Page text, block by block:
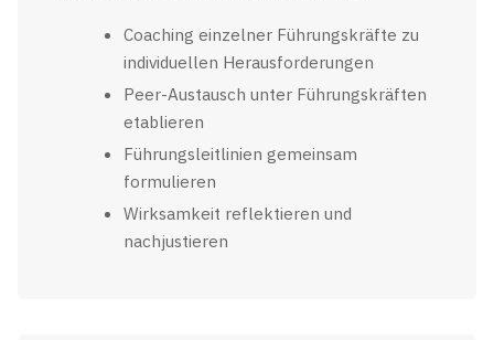
Coaching einzelner Führungskräfte zu
individuellen Herausforderungen
Peer-Austausch unter Führungskräften
etablieren
Führungsleitlinien gemeinsam
formulieren
Wirksamkeit reflektieren und
nachjustieren